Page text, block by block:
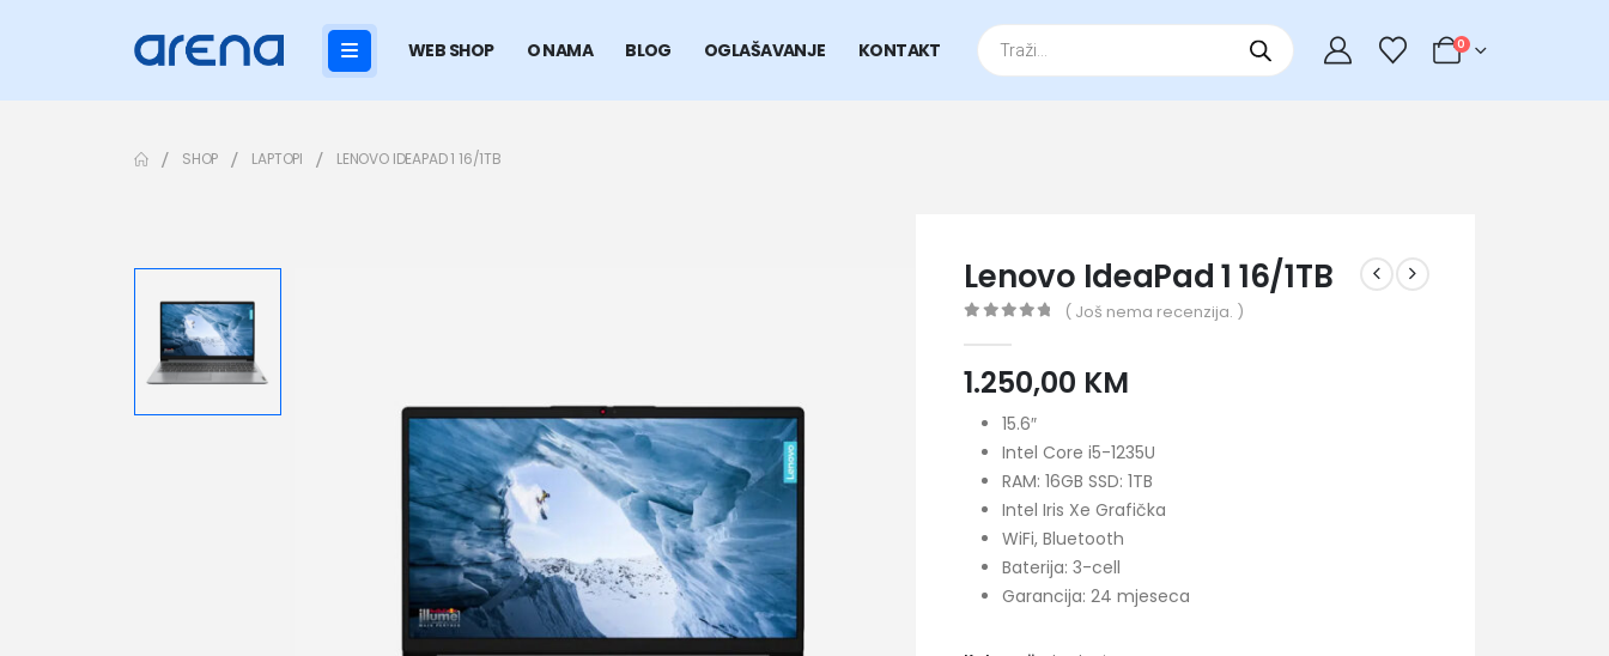
WEB SHOP O NAMA BLOG OGLAŠAVANJE KONTAKT
Products
search 0
SHOP LAPTOPI LENOVO IDEAPAD 1 16/1TB
Lenovo IdeaPad 1 16/1TB
( Još nema recenzija. )
1.250,00 KM
15.6″
Intel Core i5-1235U
RAM: 16GB SSD: 1TB
Intel Iris Xe Grafička
WiFi, Bluetooth
Baterija: 3-cell
Garancija: 24 mjeseca